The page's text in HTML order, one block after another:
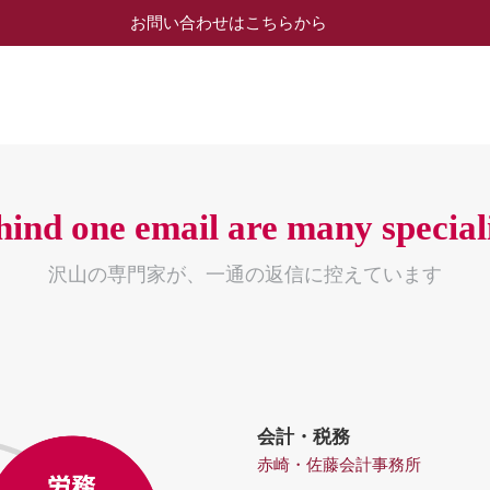
お問い合わせはこちらから
one email are many
沢山の専門家が、一通の返信に控えています
会計・税務
赤崎・佐藤会計事務所